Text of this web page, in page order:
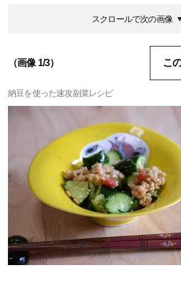
スクロールで次の画像
（画像 1/3） こ
納豆を使った速攻副菜レシピ